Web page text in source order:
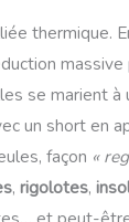
thermique.
se marient à
un short en
façon «
, rigolotes,